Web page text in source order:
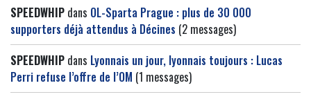
SPEEDWHIP dans OL-Sparta Prague : plus de 30 000
supporters déjà attendus à Décines (2 messages)
SPEEDWHIP dans Lyonnais un jour, lyonnais toujours : Lucas
Perri refuse l’offre de l’OM (1 messages)